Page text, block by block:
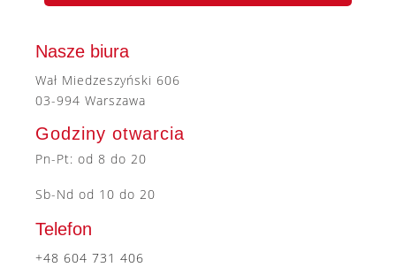
Nasze biura
Wał Miedzeszyński 606
03-994 Warszawa
Godziny otwarcia
Pn-Pt: od 8 do 20
Sb-Nd od 10 do 20
Telefon
+48 604 731 406